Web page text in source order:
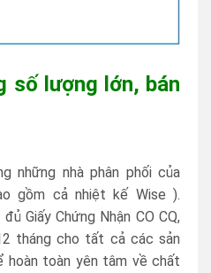
số lượng lớn, bán
những nhà phân phối của
gồm cả nhiệt kế Wise ).
Giấy Chứng Nhận CO CQ,
tháng cho tất cả các sản
toàn yên tâm về chất